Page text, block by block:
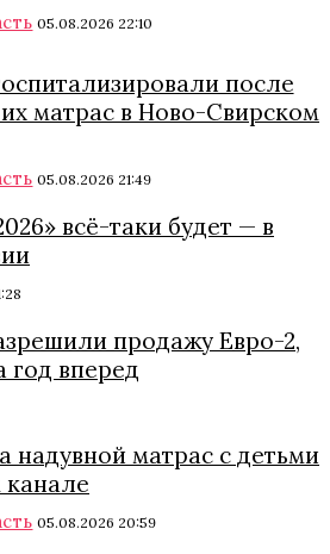
05.08.2026 22:10
после
матрас в Ново-Свирском
05.08.2026 21:49
всё-таки будет — в
продажу Евро-2,
год вперед
надувной матрас с детьми
канале
05.08.2026 20:59